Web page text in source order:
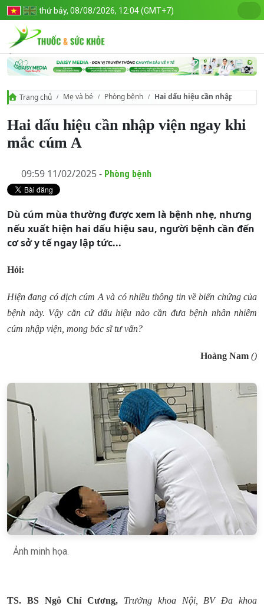
thứ bảy, 08/08/2026, 12:04 (GMT+7)
Trang chủ Mẹ và bé Phòng bệnh Hai dấu hiệu cần nhập viện
Hai dấu hiệu cần nhập viện ngay khi
mắc cúm A
09:59 11/02/2025 - Phòng bệnh
Dù cúm mùa thường được xem là bệnh nhẹ, nhưng
nếu xuất hiện hai dấu hiệu sau, người bệnh cần đến
cơ sở y tế ngay lập tức...
Hỏi:
Hiện đang có dịch cúm A và có nhiều thông tin về biến chứng của
bệnh này. Vậy căn cứ dấu hiệu nào cần đưa bệnh nhân nhiễm
cúm nhập viện, mong bác sĩ tư vấn?
Hoàng Nam ()
Ảnh minh họa.
TS. BS Ngô Chí Cương,
Trưởng khoa Nội, BV Đa khoa